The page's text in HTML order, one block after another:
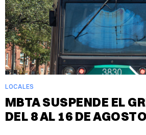
LOCALES
MBTA SUSPENDE EL
DEL 8 AL 16 DE AGOSTO